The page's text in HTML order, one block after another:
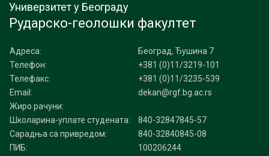
Универзитет у Београду
Рударско-геолошки факултет
Адреса:
Београд, Ђушина 7
Телефон:
+381 (0)11/3219-101
Телефакс:
+381 (0)11/3235-539
Email:
dekan@rgf.bg.ac.rs
Жиро рачуни:
Школарина-уплате студената:
840-32847845-57
Сарадња са привредом:
840-32840845-08
ПИБ:
100206244